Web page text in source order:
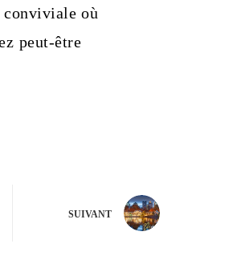
conviviale où
peut-être
SUIVANT